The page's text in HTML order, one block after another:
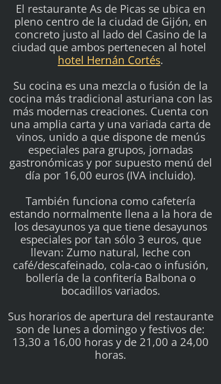
El restaurante As de Picas se ubica en
pleno centro de la ciudad de Gijón, en
concreto justo al lado del Casino de la
ciudad que ambos pertenecen al hotel
hotel Hernán Cortés.
Su cocina es una mezcla o fusión de la
cocina más tradicional asturiana con las
más modernas creaciones. Cuenta con
una amplia carta y una variada carta de
vinos, unido a que dispone de menús
especiales para grupos, jornadas
gastronómicas y por supuesto menú del
día por 16,00 euros (IVA incluido).
También funciona como cafetería
estando normalmente llena a la hora de
los desayunos ya que tiene desayunos
especiales por tan sólo 3 euros, que
llevan: Zumo natural, leche con
café/descafeinado, cola-cao o infusión,
bollería de la confitería Balbona o
bocadillos variados.
Sus horarios de apertura del restaurante
son de lunes a domingo y festivos de:
13,30 a 16,00 horas y de 21,00 a 24,00
horas.